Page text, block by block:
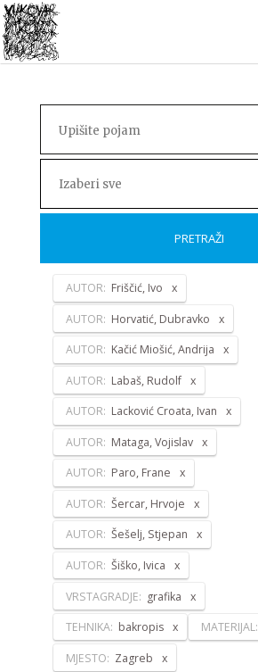
Izaberi sve
PRETRAŽI
AUTOR: Friščić, Ivo
AUTOR: Horvatić, Dubravko
AUTOR: Kačić Miošić, Andrija
AUTOR: Labaš, Rudolf
AUTOR: Lacković Croata, Ivan
AUTOR: Mataga, Vojislav
AUTOR: Paro, Frane
AUTOR: Šercar, Hrvoje
AUTOR: Šešelj, Stjepan
AUTOR: Šiško, Ivica
VRSTAGRADJE: grafika
TEHNIKA: bakropis MATERIJAL:
MJESTO: Zagreb